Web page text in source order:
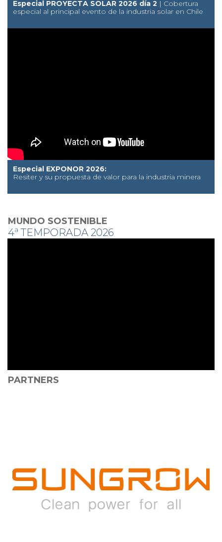
Especial PROYECTA SOLAR 2026 día 2 | Cobertura
especial al principal evento de la industria solar en Chile
Especial EXPONOR 2026:
Resiter y su propuesta de valor para la industria minera
MUNDO SOSTENIBLE
4ª TEMPORADA 2026
PARTNERS